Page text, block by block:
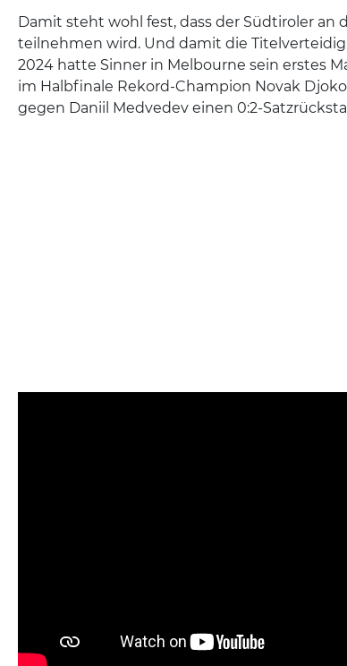
Damit steht wohl fest, dass der Südtiroler an
teilnehmen wird. Und damit die
2024 hatte Sinner in Melbourne sein erstes
im Halbfinale Rekord-Champion Novak
gegen Daniil Medvedev einen 0:2-